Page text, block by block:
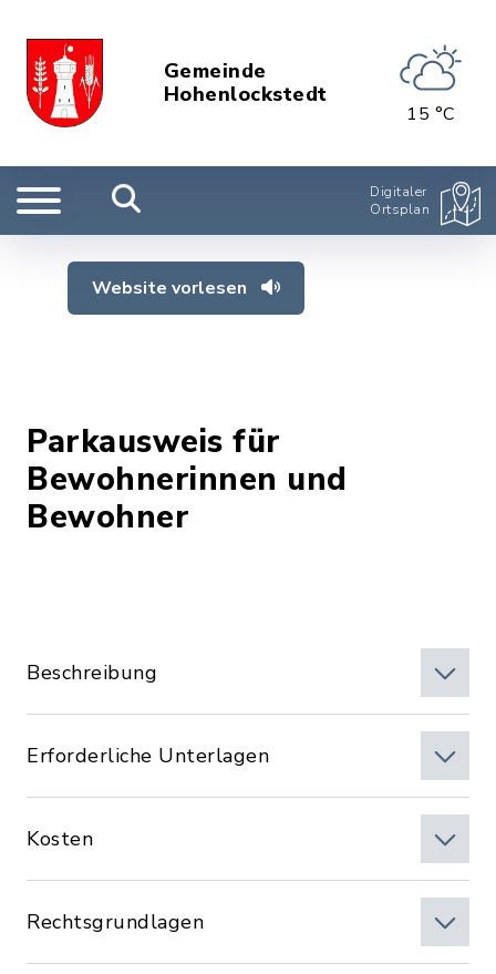
Gemeinde
Hohenlockstedt
15 °C
Digitaler
Ortsplan
Website vorlesen
Parkausweis für
Bewohnerinnen und
Bewohner
Beschreibung
Erforderliche Unterlagen
Kosten
Rechtsgrundlagen